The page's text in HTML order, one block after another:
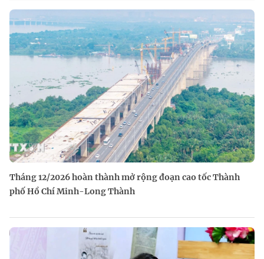
Tháng 12/2026 hoàn thành mở rộng đoạn cao tốc Thành
phố Hồ Chí Minh-Long Thành